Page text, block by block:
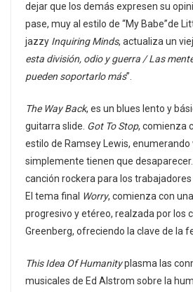
dejar que los demás expresen su
pase, muy al estilo de “My Babe”de
jazzy Inquiring Minds, actualiza un
esta división, odio y guerra / Las
pueden soportarlo más”.
The Way Back, es un blues lento y
guitarra slide. Got To Stop, comienza
estilo de Ramsey Lewis,
simplemente tienen que desaparecer.
canción rockera para los
El tema final Worry, comienza con
progresivo y etéreo, realzada por los
Greenberg, ofreciendo la clave de la
This Idea Of Humanityplasma las
musicales de Ed Alstrom sobre la